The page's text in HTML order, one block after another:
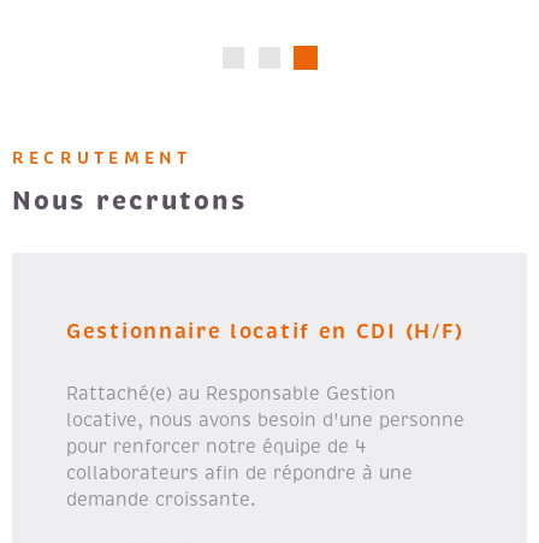
RECRUTEMENT
Nous recrutons
Gestionnaire locatif en CDI (H/F)
Rattaché(e) au Responsable Gestion
locative, nous avons besoin d'une personne
pour renforcer notre équipe de 4
collaborateurs afin de répondre à une
demande croissante.